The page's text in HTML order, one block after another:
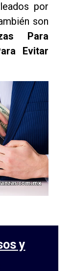
por
son
Para
Evitar
y